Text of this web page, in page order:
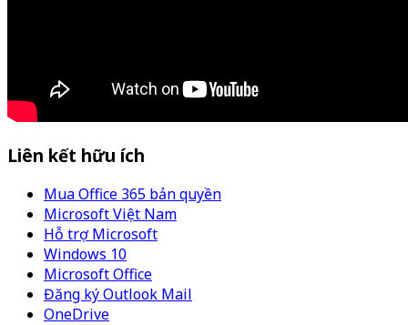
Liên kết hữu ích
Mua Office 365 bản quyền
Microsoft Việt Nam
Hỗ trợ Microsoft
Windows 10
Microsoft Office
Đăng ký Outlook Mail
OneDrive